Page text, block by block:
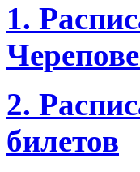
1.
2.
билетов